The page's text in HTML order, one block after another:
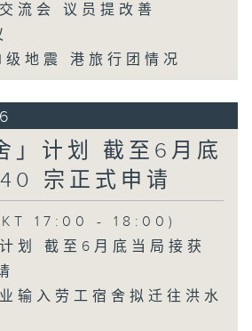
流会 议员提改善
级地震 港旅行团情况
」计划 截至6月底
宗正式申请
17:00 - 18:00)
划 截至6月底当局接获
输入劳工宿舍拟迁往洪水